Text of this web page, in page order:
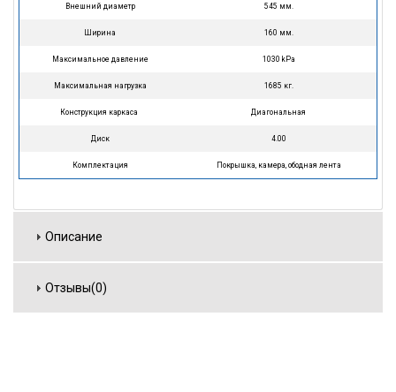
Внешний диаметр 545 мм.
Ширина 160 мм.
Максимальное давление 1030 kPa
Максимальная нагрузка 1685 кг.
Конструкция каркаса Диагональная
Диск 4.00
Комплектация Покрышка, камера, ободная лента
Описание
Отзывы(0)